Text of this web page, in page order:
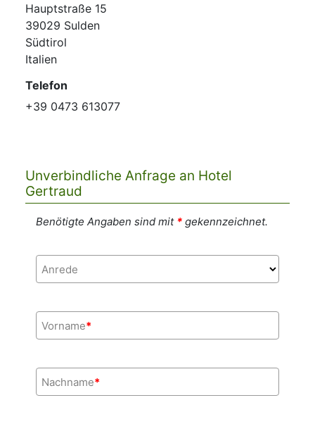
Hauptstraße 15
39029 Sulden
Südtirol
Italien
Telefon
+39 0473 613077
Unverbindliche Anfrage an Hotel
Gertraud
Benötigte Angaben sind mit *gekennzeichnet.
Anrede
Vorname*
Nachname*